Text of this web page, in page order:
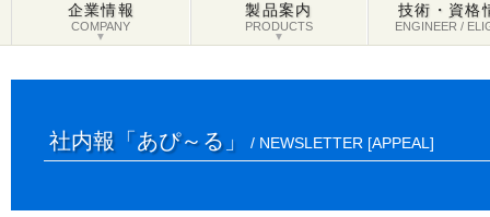
▼
企業情報
COMPANY
▼
製品案内
PRODUCTS
技術・資格
ENGINEER /
社内報「あぴ～る」 / NEWSLETTER [APPEAL]